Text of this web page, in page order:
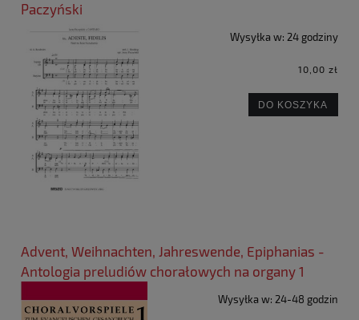
Paczyński
Wysyłka w: 24 godziny
10,00 zł
DO KOSZYKA
Advent, Weihnachten, Jahreswende, Epiphanias -
Antologia preludiów chorałowych na organy 1
Wysyłka w: 24-48 godzin